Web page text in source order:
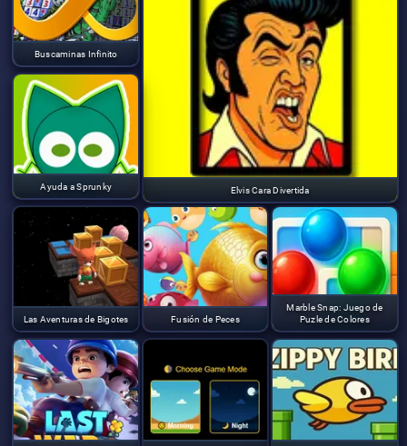
Buscaminas Infinito
Elvis Cara Divertida
Ayuda a Sprunky
Las Aventuras de Bigotes Fusión de Peces
Marble Snap: Juego de
Puzle de Colores